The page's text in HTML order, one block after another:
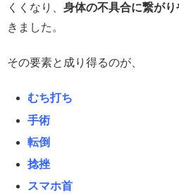
くくなり、 身体の不具合に繋がり
きました。
その要素と成り得るのが、
むち打ち
手術
転倒
捻挫
スマホ首